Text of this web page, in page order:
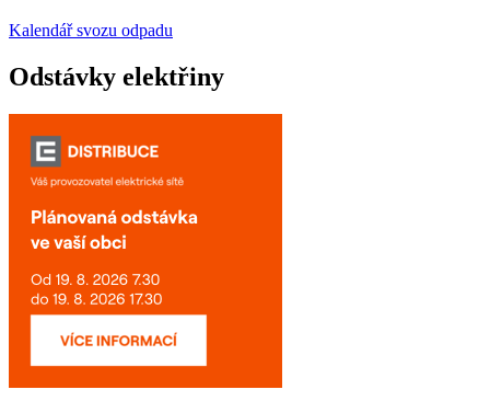
Kalendář svozu odpadu
Odstávky elektřiny